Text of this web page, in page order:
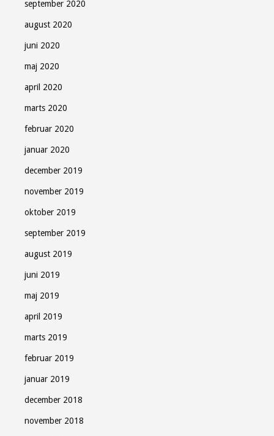
september 2020
august 2020
juni 2020
maj 2020
april 2020
marts 2020
februar 2020
januar 2020
december 2019
november 2019
oktober 2019
september 2019
august 2019
juni 2019
maj 2019
april 2019
marts 2019
februar 2019
januar 2019
december 2018
november 2018